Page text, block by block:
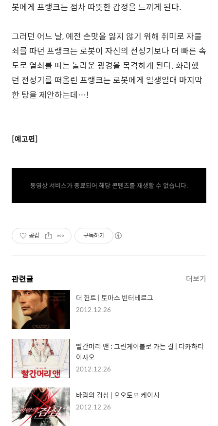
봇에게 프랭크는 점차 따뜻한 감정을 느끼게 된다.
그러던 어느 날, 예전 손맛을 잃지 않기 위해 취미로 자물
쇠를 따던 프랭크는 로봇이 자신의 전성기보다 더 빠른 속
도로 열쇠를 따는 놀라운 광경을 목격하게 된다. 화려했
던 전성기를 떠올린 프랭크는 로봇에게 일생일대 마지막
한 탕을 제안하는데…!
[예고편]
동영상 서비스가 종료되어 해당 콘텐츠를 재생할 수 없습니다.
공감 구독하기
관련글 더보기
더 헌트 | 토마스 빈터베르그
2012.12.26
빨간머리 앤 : 그린게이블로 가는 길 | 다카하타
이사오
2012.12.26
바람의 검심 | 오오토모 케이시
2012.12.26